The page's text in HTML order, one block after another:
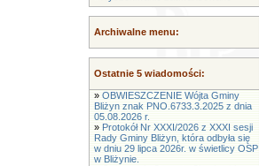
Archiwalne menu:
Ostatnie 5 wiadomości:
» OBWIESZCZENIE Wójta Gminy
Bliżyn znak PNO.6733.3.2025 z dnia
05.08.2026 r.
» Protokół Nr XXXI/2026 z XXXI sesji
Rady Gminy Bliżyn, która odbyła się
w dniu 29 lipca 2026r. w świetlicy OSP
w Bliżynie.